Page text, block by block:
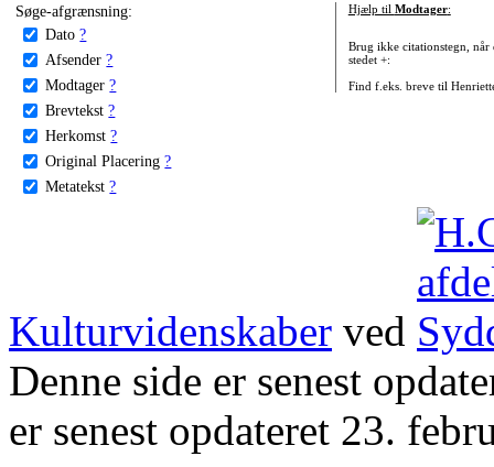
Søge-afgrænsning:
Dato ?
Afsender ?
Modtager ?
Brevtekst ?
Herkomst ?
Original Placering ?
Metatekst ?
Hjælp til Modtager:
Brug ikke citationstegn, når
stedet +:
Find f.eks. breve til
Kulturvidenskaber ved
Denne side er senest
er senest opdateret 23.